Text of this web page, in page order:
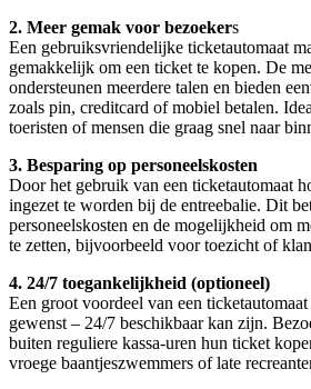
2. Meer gemak voor bezoekers
Een gebruiksvriendelijke ticketautomaat
gemakkelijk om een ticket te kopen. De
ondersteunen meerdere talen en bieden
zoals pin, creditcard of mobiel betalen.
toeristen of mensen die graag snel naar
3. Besparing op personeelskosten
Door het gebruik van een ticketautomaat
ingezet te worden bij de entreebalie. Dit
personeelskosten en de mogelijkheid om
te zetten, bijvoorbeeld voor toezicht of
4. 24/7 toegankelijkheid (optioneel)
Een groot voordeel van een
gewenst – 24/7 beschikbaar kan zijn.
buiten reguliere kassa-uren hun ticket
vroege baantjeszwemmers of late